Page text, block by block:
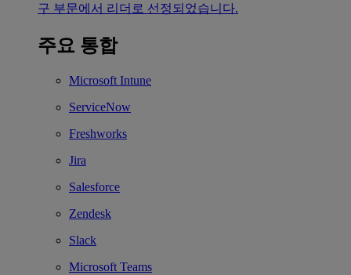
구 부문에서 리더로 선정되었습니다.
주요 통합
Microsoft Intune
ServiceNow
Freshworks
Jira
Salesforce
Zendesk
Slack
Microsoft Teams